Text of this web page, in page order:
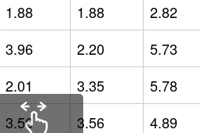
1.88 1.88
2.82
3.96 2.20
5.73
2.01 3.35
5.78
3.56 3.56
4.89